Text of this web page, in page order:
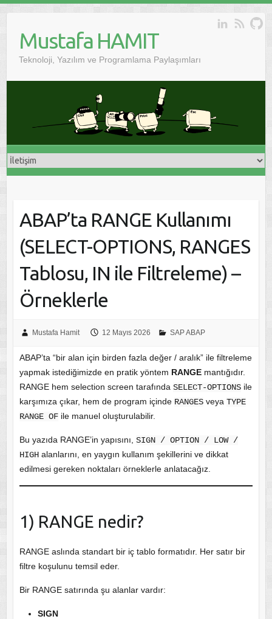
contentMustafa HAMIT
Teknoloji, Yazılım ve Programlama Paylaşımları
ABAP’ta RANGE Kullanımı
(SELECT-OPTIONS, RANGES
Tablosu, IN ile Filtreleme) –
Örneklerle
Mustafa Hamit 12 Mayıs 2026 SAP ABAP
ABAP’ta “bir alan için birden fazla değer / aralık” ile filtreleme
yapmak istediğimizde en pratik yöntem RANGEmantığıdır.
RANGE hem selection screen tarafında SELECT-OPTIONSile
karşımıza çıkar, hem de program içinde RANGESveya TYPE
RANGE OFile manuel oluşturulabilir.
Bu yazıda RANGE’in yapısını, SIGN / OPTION / LOW /
HIGHalanlarını, en yaygın kullanım şekillerini ve dikkat
edilmesi gereken noktaları örneklerle anlatacağız.
1) RANGE nedir?
RANGE aslında standart bir iç tablo formatıdır. Her satır bir
filtre koşulunu temsil eder.
Bir RANGE satırında şu alanlar vardır:
SIGN